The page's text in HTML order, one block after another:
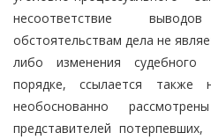
несоответствие
обстоятельствам дела не
либо изменения судебного
порядке, ссылается
необоснованно
представителей